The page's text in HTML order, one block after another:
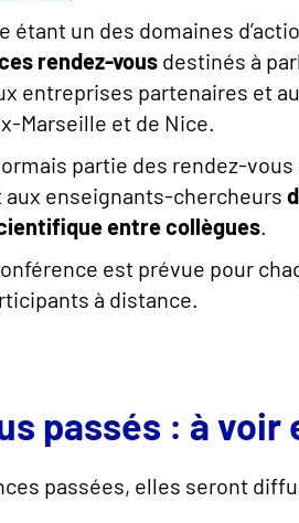
un des domaines
rendez-vous destinés à
entreprises partenaires et
Marseille et de Nice.
partie des rendez-
enseignants-chercheurs
entre collègues
est prévue pour
à distance.
passés : à voir
passées, elles seront